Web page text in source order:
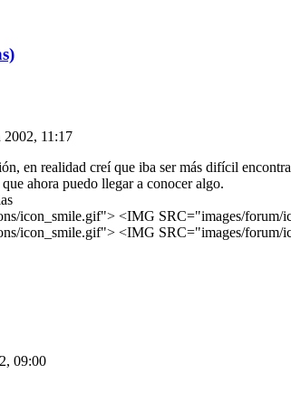
2002, 11:17
en realidad creí que iba ser más difícil
ahora puedo llegar a conocer algo.
icon_smile.gif"> <IMG SRC="images/
icon_smile.gif"> <IMG SRC="images/
09:00